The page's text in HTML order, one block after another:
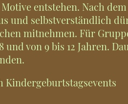
entstehen. Nach dem
und selbstverständlich
mitnehmen. Für
von 9 bis 12 Jahren.
Kindergeburtstagsevents